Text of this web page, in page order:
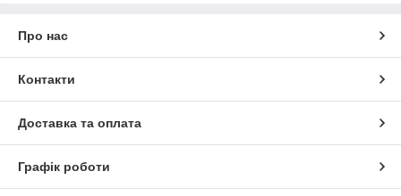
Про нас
Контакти
Доставка та оплата
Графік роботи